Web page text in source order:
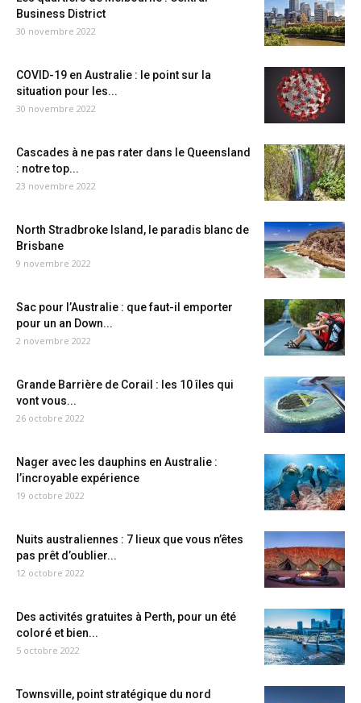
Business District
30 novembre 2022
COVID-19 en Australie : le point sur la
situation pour les...
30 novembre 2022
Cascades à ne pas rater dans le Queensland
: notre top...
23 novembre 2022
North Stradbroke Island, le paradis blanc de
Brisbane
9 novembre 2022
Sac pour l’Australie : que faut-il emporter
pour un an Down...
2 novembre 2022
Grande Barrière de Corail : les 10 îles qui
vont vous...
26 octobre 2022
Nager avec les dauphins en Australie :
l’incroyable expérience
19 octobre 2022
Nuits australiennes : 7 lieux que vous n’êtes
pas prêt d’oublier...
12 octobre 2022
Des activités gratuites à Perth, pour un été
coloré et bien...
5 octobre 2022
Townsville, point stratégique du nord